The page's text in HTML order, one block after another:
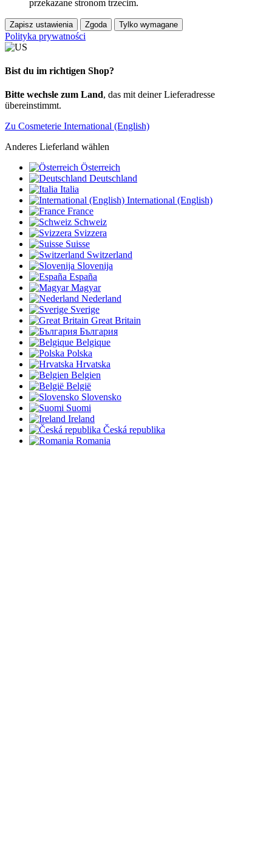
przekazane stronom trzecim.
Zapisz ustawienia Zgoda Tylko wymagane
Polityka prywatności
Bist du im richtigen Shop?
Bitte wechsle zum Land, das mit deiner Lieferadresse
übereinstimmt.
Zu Cosmeterie International (English)
Anderes Lieferland wählen
Österreich
Deutschland
Italia
International (English)
France
Schweiz
Svizzera
Suisse
Switzerland
Slovenija
España
Magyar
Nederland
Sverige
Great Britain
България
Belgique
Polska
Hrvatska
Belgien
België
Slovensko
Suomi
Ireland
Česká republika
Romania